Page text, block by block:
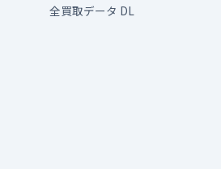
全買取データ DL